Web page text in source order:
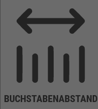
BUCHSTABENABSTAND